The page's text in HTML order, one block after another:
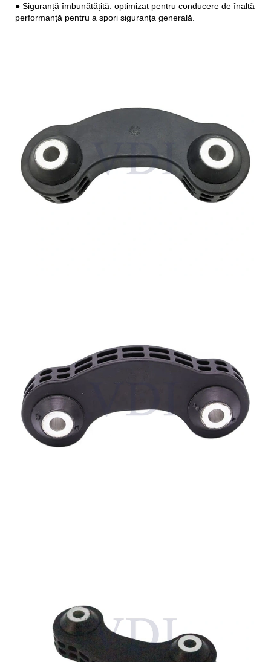
● Siguranță îmbunătățită: optimizat pentru conducere de înaltă
performanță pentru a spori siguranța generală.